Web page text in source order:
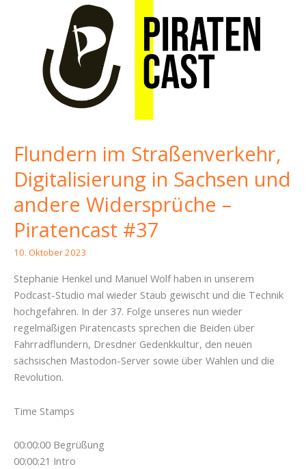
Flundern im Straßenverkehr,
Digitalisierung in Sachsen und
andere Widersprüche –
Piratencast #37
10. Oktober 2023
Stephanie Henkel und Manuel Wolf haben in unserem
Podcast-Studio mal wieder Staub gewischt und die Technik
hochgefahren. In der 37. Folge unseres nun wieder
regelmäßigen Piratencasts sprechen die Beiden über
Fahrradflundern, Dresdner Gedenkkultur, den neuen
sächsischen Mastodon-Server sowie über Wahlen und die
Revolution.
Time Stamps
00:00:00 Begrüßung
00:00:21 Intro